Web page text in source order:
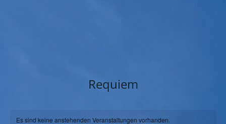
Requiem
Es sind keine anstehenden Veranstaltungen vorhanden.